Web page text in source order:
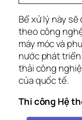
Bể xử lý này
theo công
máy móc và
nước phát
thải công
của quốc tế.
Thi công Hệ